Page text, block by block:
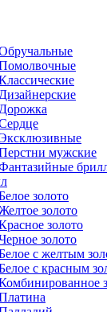
Дизайнерские
Дорожка
мужские
золото
золото
золото
золото
с желтым
с красным